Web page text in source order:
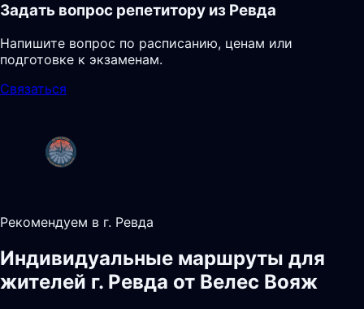
Задать вопрос репетитору из Ревда
Напишите вопрос по расписанию, ценам или
подготовке к экзаменам.
Связаться
Рекомендуем в г. Ревда
Индивидуальные маршруты для
жителей г. Ревда от Велес Вояж